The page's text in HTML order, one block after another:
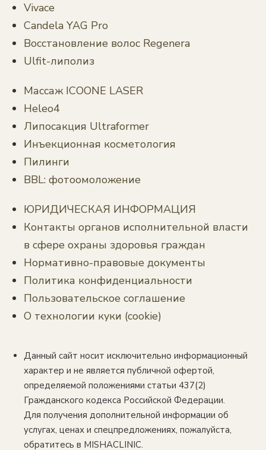
Vivace
Candela YAG Pro
Восстановление волос Regenera
Ulfit-липолиз
Массаж ICOONE LASER
Heleo4
Липосакция Ultraformer
Инъекционная косметология
Пилинги
BBL: фотоомоложение
ЮРИДИЧЕСКАЯ ИНФОРМАЦИЯ
Контакты органов исполнительной власти
в сфере охраны здоровья граждан
Нормативно-правовые документы
Политика конфиденциальности
Пользовательское соглашение
О технологии куки (cookie)
Данный сайт носит исключительно информационный
характер и не является публичной офертой,
определяемой положениями статьи 437(2)
Гражданского кодекса Российской Федерации.
Для получения дополнительной информации об
услугах, ценах и спецпредложениях, пожалуйста,
обратитесь в MISHACLINIC.